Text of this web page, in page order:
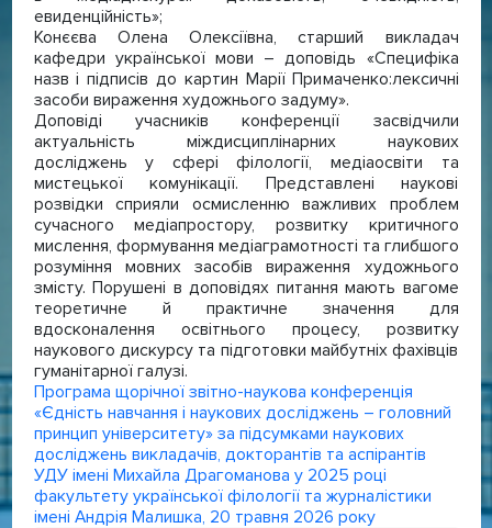
евиденційність»;
Конєєва Олена Олексіївна, старший викладач
кафедри української мови – доповідь «Специфіка
назв і підписів до картин Марії Примаченко:лексичні
засоби вираження художнього задуму».
Доповіді учасників конференції засвідчили
актуальність міждисциплінарних наукових
досліджень у сфері філології, медіаосвіти та
мистецької комунікації. Представлені наукові
розвідки сприяли осмисленню важливих проблем
сучасного медіапростору, розвитку критичного
мислення, формування медіаграмотності та глибшого
розуміння мовних засобів вираження художнього
змісту. Порушені в доповідях питання мають вагоме
теоретичне й практичне значення для
вдосконалення освітнього процесу, розвитку
наукового дискурсу та підготовки майбутніх фахівців
гуманітарної галузі.
Програма щорічної звітно-наукова конференція
«Єдність навчання і наукових досліджень – головний
принцип університету» за підсумками наукових
досліджень викладачів, докторантів та аспірантів
УДУ імені Михайла Драгоманова у 2025 році
факультету української філології та журналістики
імені Андрія Малишка, 20 травня 2026 року